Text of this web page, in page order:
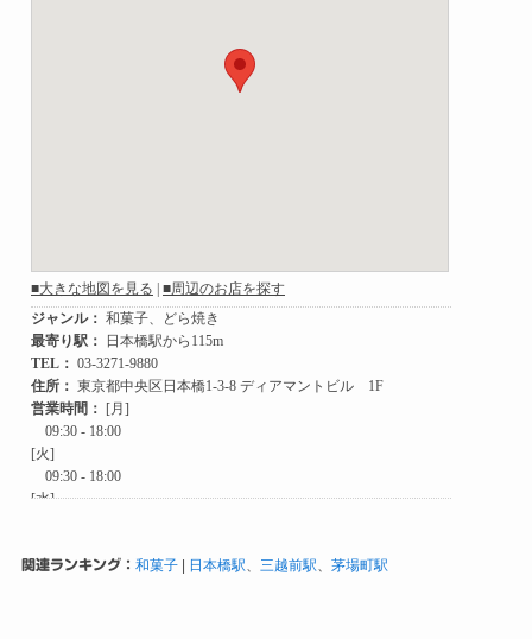
関連ランキング： 和菓子| 日本橋駅、 三越前駅、 茅場町駅